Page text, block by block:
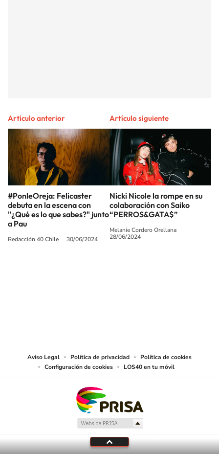
Artículo anterior
#PonleOreja: Felicaster
debuta en la escena con
"¿Qué es lo que sabes?" junto
a Pau
Redacción 40 Chile 30/06/2024
Artículo siguiente
Nicki Nicole la rompe en su
colaboración con Saiko
“PERROS&GATA$”
Melanie Cordero Orellana
28/06/2024
Aviso Legal Política de privacidad
Política de cookies
Configuración de cookies
LOS40 en tu móvil